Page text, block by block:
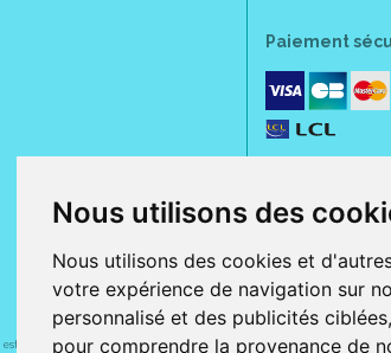
Nous utilisons des
Nous utilisons des cookies et
votre expérience de navigation sur
personnalisé et des publicités
pour comprendre la provenance de
Aqua, dicaprylyl carbonate, Uriage thermal
benzotriazolyl tetramethylbutylphenol,
phosphate, C20-22 alcohols, ascorbyl
glucoside, xanthan gum, phenoxyethanol,
tetrasodium EDTA, o-cymen 5 ol, sodium
propylene glycol, citric acid, tricontanyl PVP.
Code ACL : 4454442
Paiement
est le site internet de l a pharmacie du centre, 32 rue Jeanne d'